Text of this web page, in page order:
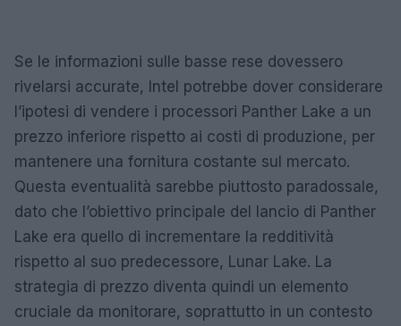
Se le informazioni sulle basse rese dovessero
rivelarsi accurate, Intel potrebbe dover considerare
l’ipotesi di vendere i processori Panther Lake a un
prezzo inferiore rispetto ai costi di produzione, per
mantenere una fornitura costante sul mercato.
Questa eventualità sarebbe piuttosto paradossale,
dato che l’obiettivo principale del lancio di Panther
Lake era quello di incrementare la redditività
rispetto al suo predecessore, Lunar Lake. La
strategia di prezzo diventa quindi un elemento
cruciale da monitorare, soprattutto in un contesto